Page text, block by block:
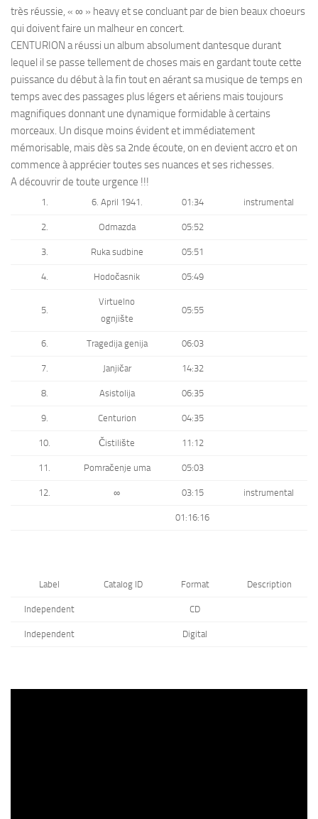
très réussie, « ∞ » heavy et se concluant par de bien beaux choeurs
qui doivent faire un malheur en concert.
CENTURION a réussi un album absolument dantesque durant
lequel il se passe tellement de choses mais en gardant toute cette
puissance du début à la fin tout en aérant sa musique de temps en
temps avec des passages plus légers et aériens mais toujours
magnifiques donnant une dynamique formidable à certains
morceaux. Un disque moins évident et immédiatement
mémorisable, mais dès sa 2nde écoute, on en devient accro et on
commence à apprécier toutes ses nuances et ses richesses.
A découvrir de toute urgence !!!
1. 6. April 1941. 01:34 instrumental
2. Odmazda 05:52
3. Ruka sudbine 05:51
4. Hodočasnik 05:49
5.
Virtuelno
ognjište
05:55
6. Tragedija genija 06:03
7. Janjičar 14:32
8. Asistolija 06:35
9. Centurion 04:35
10. Čistilište 11:12
11. Pomračenje uma 05:03
12. ∞ 03:15 instrumental
01:16:16
Label Catalog ID Format Description
Independent CD
Independent Digital